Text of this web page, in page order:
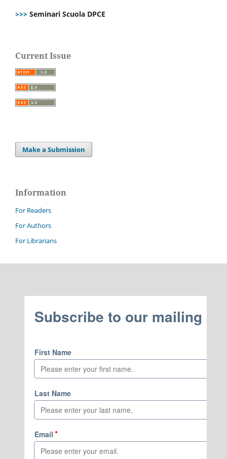
>>> Seminari Scuola DPCE
Current Issue
Make a Submission
Information
For Readers
For Authors
For Librarians